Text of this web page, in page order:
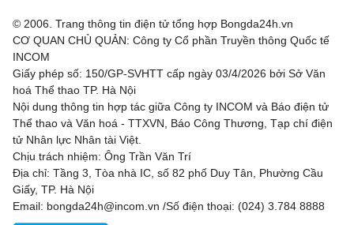
Salford City 21:00 Shrewsbury Town
Sheffield Wednesday 21:00 Bolton Wanderers
Stockport County 21:00 Doncaster Rovers
Stoke City
Swansea 21:00 Birmingham City
Watford 21:00 Crawley Town
© 2006. Trang thông tin điện tử tổng hợp Bongda24h.vn
CƠ QUAN CHỦ QUẢN: Công ty Cổ phần Truyền thông Quốc tế
INCOM
Giấy phép số: 150/GP-SVHTT cấp ngày 03/4/2026 bởi Sở Văn
hoá Thể thao TP. Hà Nội
Nội dung thông tin hợp tác giữa Công ty INCOM và Báo điện tử
Thể thao và Văn hoá - TTXVN, Báo Công Thương, Tạp chí điện
tử Nhân lực Nhân tài Việt.
Chịu trách nhiệm: Ông Trần Văn Trí
Địa chỉ: Tầng 3, Tòa nhà IC, số 82 phố Duy Tân, Phường Cầu
Giấy, TP. Hà Nội
Email: bongda24h@incom.vn /Số điện thoại: (024) 3.784 8888